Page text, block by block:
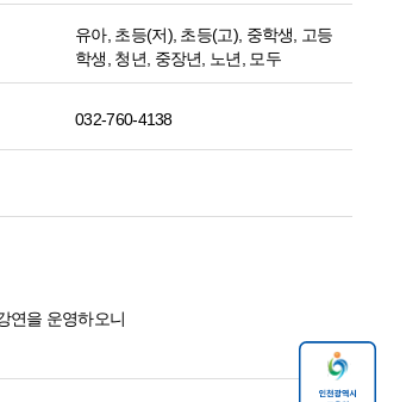
유아, 초등(저), 초등(고), 중학생, 고등
학생, 청년, 중장년, 노년, 모두
032-760-4138
연을 운영하오니